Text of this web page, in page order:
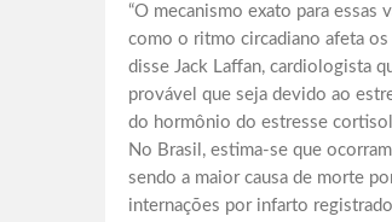
“O mecanismo exato para
como o ritmo circadiano afeta os
disse Jack Laffan, cardiologista
provável que seja devido ao
do hormônio do estresse
No Brasil, estima-se que
sendo a maior causa de morte
internações por infarto